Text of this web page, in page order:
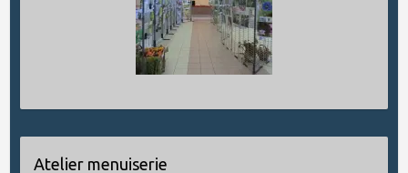
Atelier menuiserie